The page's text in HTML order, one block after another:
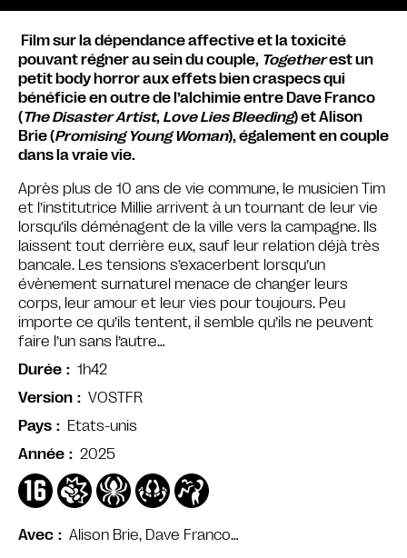
Avec Alison Brie, Dave Franco…
Film sur la dépendance affective et la toxicité
pouvant régner au sein du couple, Togetherest un
petit body horror aux effets bien craspecs qui
bénéficie en outre de l’alchimie entre Dave Franco
(The Disaster Artist, Love Lies Bleeding) et Alison
Brie (Promising Young Woman), également en couple
dans la vraie vie.
Après plus de 10 ans de vie commune, le musicien Tim
et l’institutrice Millie arrivent à un tournant de leur vie
lorsqu’ils déménagent de la ville vers la campagne. Ils
laissent tout derrière eux, sauf leur relation déjà très
bancale. Les tensions s’exacerbent lorsqu’un
évènement surnaturel menace de changer leurs
corps, leur amour et leur vies pour toujours. Peu
importe ce qu’ils tentent, il semble qu’ils ne peuvent
faire l’un sans l’autre…
Durée
1h42
Version
VOSTFR
Pays
Etats-unis
Année
2025